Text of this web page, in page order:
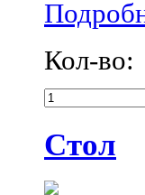
Кол-во:
Стол